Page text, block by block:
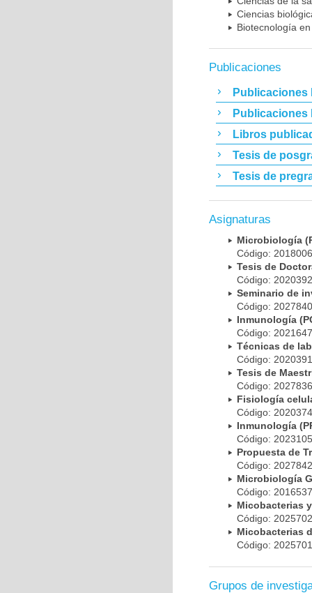
Ciencias
Biotecnología
Publicaciones
Publicaciones
Publicaciones
Libros
Tesis de
Tesis de
Asignaturas
Microbiología
Código:
Tesis de
Código:
Seminario de
Código:
Inmunología
Código:
Técnicas de
Código:
Tesis de
Código:
Fisiología
Código:
Inmunología
Código:
Propuesta de
Código:
Microbiología
Código:
Micobacterias
Código:
Micobacterias
Código:
Grupos de